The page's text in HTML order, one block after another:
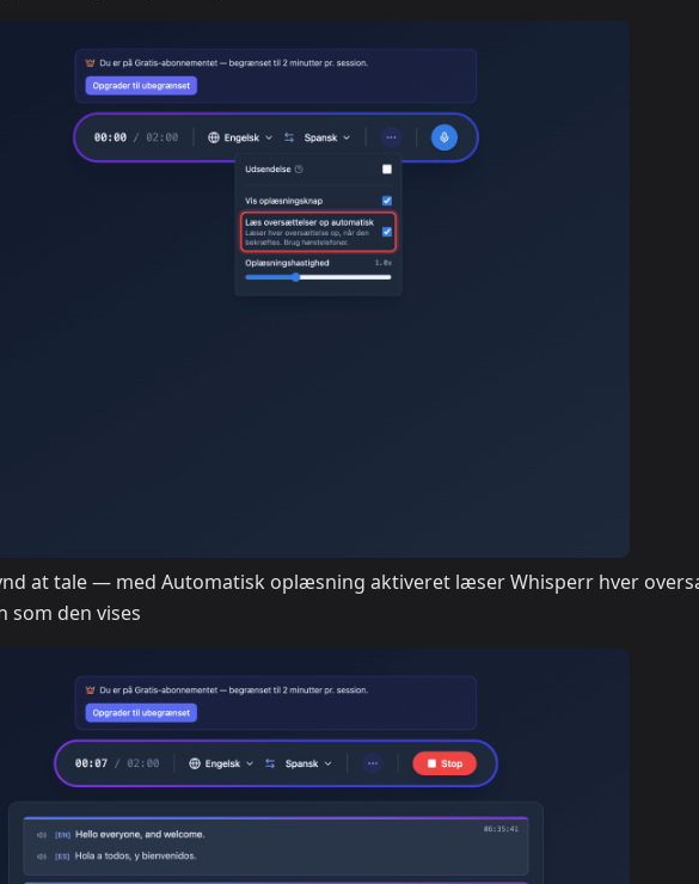
at tale — med Automatisk oplæsning aktiveret læser Whisperr hver
som den vises